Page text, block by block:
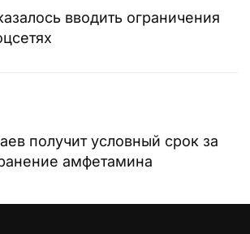
вводить ограничения
получит условный срок за
амфетамина